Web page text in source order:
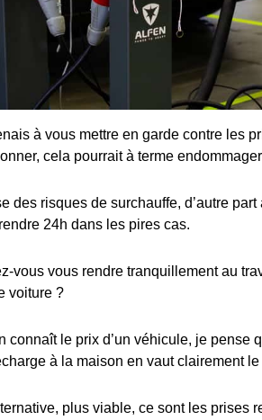
à vous mettre en garde contre les
cela pourrait à terme
des risques de surchauffe, d’autre
24h dans les pires cas.
vous vous rendre tranquillement au
voiture ?
connaît le prix d’un véhicule, je pense
à la maison en vaut clairement le
plus viable, ce sont les prises